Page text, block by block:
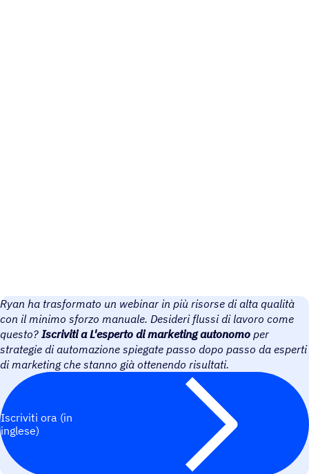
Ryan ha trasformato un webinar in più risorse di alta qualità
con il minimo sforzo manuale. Desideri flussi di lavoro come
questo? Iscriviti a L'esperto di marketing autonomo per
strategie di automazione spiegate passo dopo passo da esperti
di marketing che stanno già ottenendo risultati.
Iscriviti ora (in
inglese)